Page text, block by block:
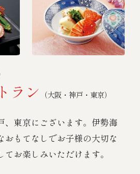
ラン （大阪・神戸・東京）
、東京にございます。伊勢海
おもてなしでお子様の大切な
お楽しみいただけます。